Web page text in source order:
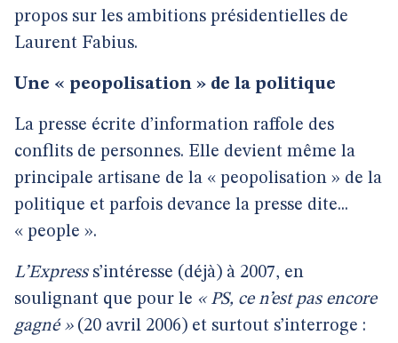
propos sur les ambitions présidentielles de
Laurent Fabius.
Une « peopolisation » de la politique
La presse écrite d’information raffole des
conflits de personnes. Elle devient même la
principale artisane de la « peopolisation » de la
politique et parfois devance la presse dite...
« people ».
L’Expresss’intéresse (déjà) à 2007, en
soulignant que pour le « PS, ce n’est pas encore
gagné »(20 avril 2006) et surtout s’interroge :